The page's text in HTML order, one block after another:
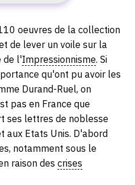
FÉVRIER
2019
-
LUNDI
17
JUIN
2019
oeuvres de la collection
de lever un voile sur la
de l'Impressionnisme. Si
qu'ont pu avoir les
Durand-Ruel, on
pas en France que
ses lettres de noblesse
aux Etats Unis. D'abord
notamment sous le
raison descrises